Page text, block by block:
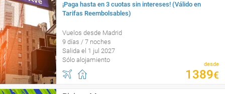
¡Paga hasta en 3 cuotas sin intereses! (Válido en
Tarifas Reembolsables)
Vuelos desde Madrid
9 días / 7 noches
Salida el 1 jul 2027
Sólo alojamiento
desde
1389€